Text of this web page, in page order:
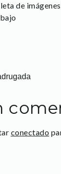
de
conectado